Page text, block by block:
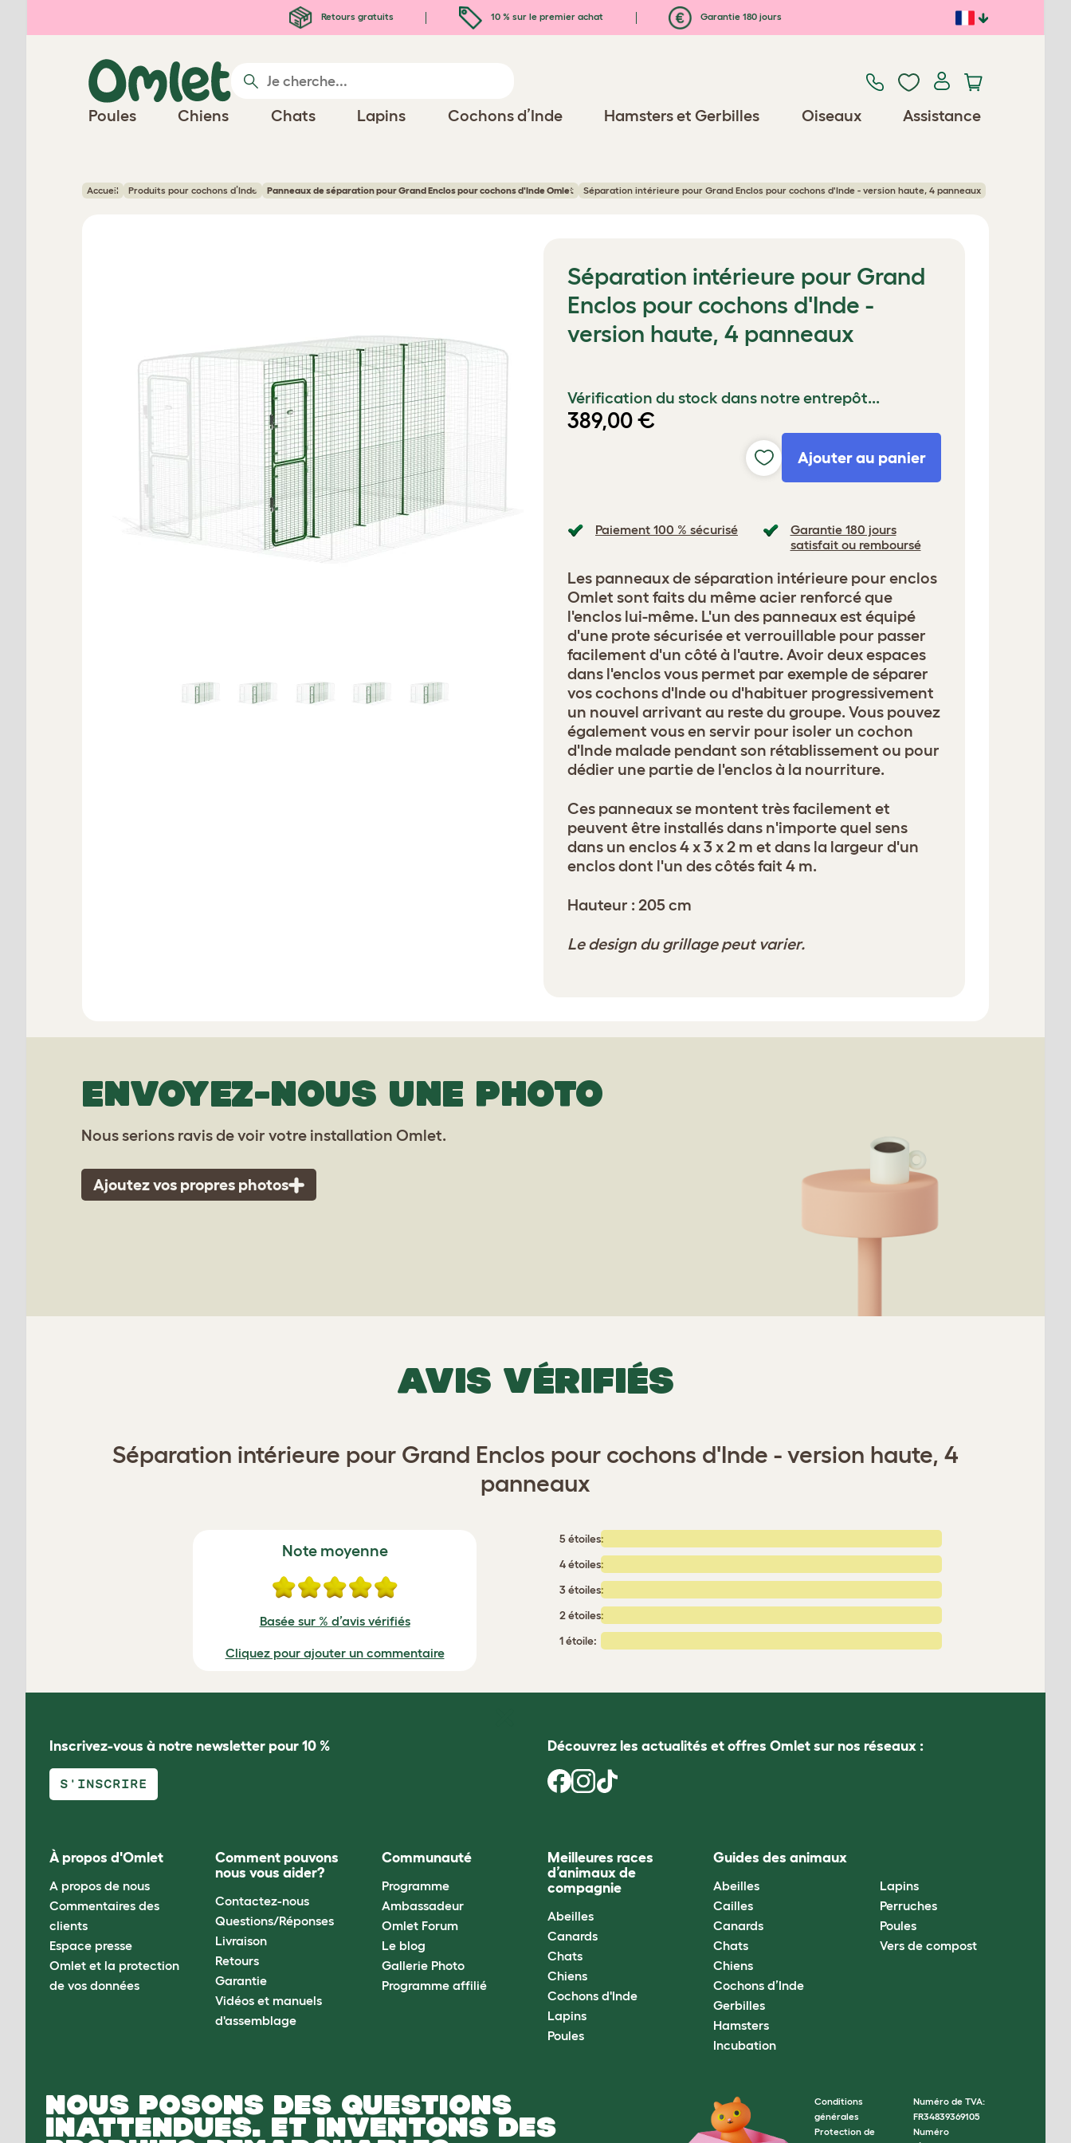
Retours gratuits 10 % sur le premier achat Garantie 180 jours
Poules Chiens Chats Lapins Cochons d’Inde Hamsters et Gerbilles Oiseaux Assistance
Accueil Produits pour cochons d’Inde Panneaux de séparation pour Grand Enclos pour cochons d'Inde Omlet Séparation intérieure pour Grand Enclos pour cochons d'Inde - version haute, 4 panneaux
Séparation intérieure pour Grand
Enclos pour cochons d'Inde -
version haute, 4 panneaux
Vérification du stock dans notre entrepôt...
389,00 €
Ajouter au panier
Paiement 100 % sécurisé
Garantie 180 jours
satisfait ou remboursé
Les panneaux de séparation intérieure pour enclos
Omlet sont faits du même acier renforcé que
l'enclos lui-même. L'un des panneaux est équipé
d'une prote sécurisée et verrouillable pour passer
facilement d'un côté à l'autre. Avoir deux espaces
dans l'enclos vous permet par exemple de séparer
vos cochons d'Inde ou d'habituer progressivement
un nouvel arrivant au reste du groupe. Vous pouvez
également vous en servir pour isoler un cochon
d'Inde malade pendant son rétablissement ou pour
dédier une partie de l'enclos à la nourriture.
Ces panneaux se montent très facilement et
peuvent être installés dans n'importe quel sens
dans un enclos 4 x 3 x 2 m et dans la largeur d'un
enclos dont l'un des côtés fait 4 m.
Hauteur : 205 cm
Le design du grillage peut varier.
ENVOYEZ-NOUS UNE PHOTO
Nous serions ravis de voir votre installation Omlet.
Ajoutez vos propres photos
AVIS VÉRIFIÉS
Séparation intérieure pour Grand Enclos pour cochons d'Inde - version haute, 4
panneaux
Note moyenne
Basée sur % d’avis vérifiés
Cliquez pour ajouter un commentaire
5 étoiles:
4 étoiles:
3 étoiles:
2 étoiles:
1 étoile:
Inscrivez-vous à notre newsletter pour 10 %
S'INSCRIRE
Découvrez les actualités et offres Omlet sur nos réseaux :
À propos d'Omlet
A propos de nous
Commentaires des
clients
Espace presse
Omlet et la protection
de vos données
Comment pouvons
nous vous aider?
Contactez-nous
Questions/Réponses
Livraison
Retours
Garantie
Vidéos et manuels
d'assemblage
Communauté
Programme
Ambassadeur
Omlet Forum
Le blog
Gallerie Photo
Programme affilié
Meilleures races
d’animaux de
compagnie
Abeilles
Canards
Chats
Chiens
Cochons d'Inde
Lapins
Poules
Guides des animaux
Abeilles
Cailles
Canards
Chats
Chiens
Cochons d’Inde
Gerbilles
Hamsters
Incubation
Lapins
Perruches
Poules
Vers de compost
NOUS POSONS DES QUESTIONS
INATTENDUES. ET INVENTONS DES
Conditions
générales
Protection de
Numéro de TVA:
FR34839369105
Numéro